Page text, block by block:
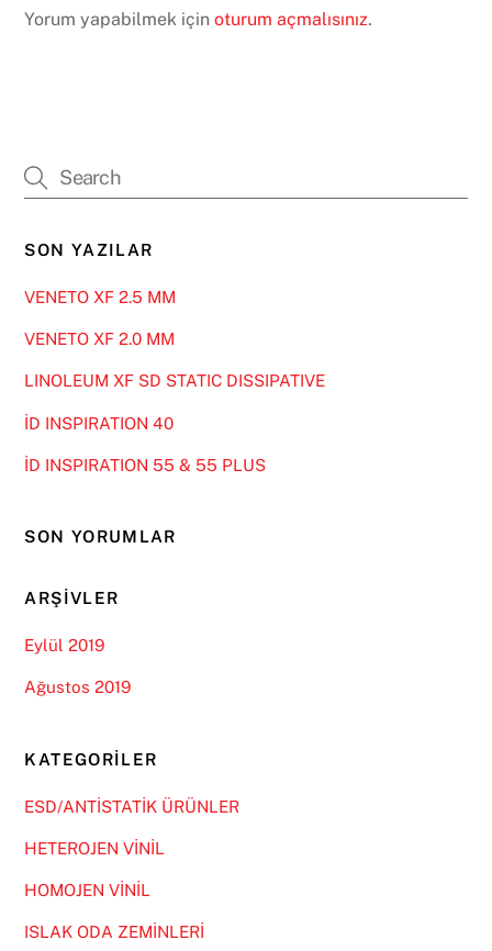
Yorum yapabilmek içinoturum açmalısınız.
SON YAZILAR
VENETO XF 2.5 MM
VENETO XF 2.0 MM
LINOLEUM XF SD STATIC DISSIPATIVE
İD INSPIRATION 40
İD INSPIRATION 55 & 55 PLUS
SON YORUMLAR
ARŞIVLER
Eylül 2019
Ağustos 2019
KATEGORILER
ESD/ANTİSTATİK ÜRÜNLER
HETEROJEN VİNİL
HOMOJEN VİNİL
ISLAK ODA ZEMİNLERİ